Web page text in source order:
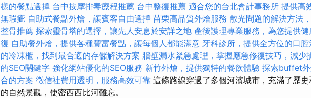
樣的餐點選擇 台中按摩排毒療程推薦 台中整復推薦 適合您的台北會計事務所 提供高
無瑕疵 自助式餐點外燴，讓賓客自由選擇 苗栗高品質外燴服務 散光問題的解決方法
整骨推薦 探索靈骨塔的選擇，讓先人安息於安詳之地 產後護理專業服務，為您提供
復 自助餐外燴，提供各種豐富餐點，讓每個人都能滿意 牙科診所，提供全方位的口腔
的冷凍櫃，找到最合適的存儲解決方案 牆壁漏水緊急處理，掌握應急修復技巧，減少
的SEO關鍵字 強化網站優化的SEO服務 新竹外燴，提供獨特的餐飲體驗 探索buffet
合的方案 徵信社費用透明，服務高效可靠 這條路線穿過了多個河濱城市，充滿了歷
的自然景觀，使密西西比河難忘。